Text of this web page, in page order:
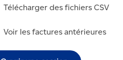
Télécharger des fichiers CSV
Voir les factures antérieures